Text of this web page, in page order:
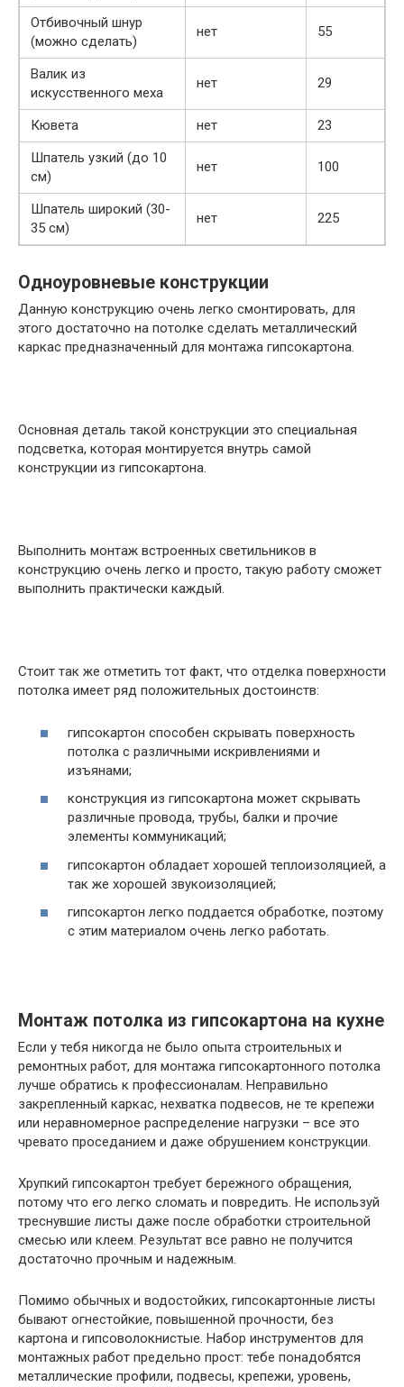
Отбивочный шнур
(можно сделать)
нет 55
Валик из
искусственного меха
нет 29
Кювета нет
23
Шпатель узкий (до 10
см)
нет 100
Шпатель широкий (30-
35 см)
нет 225
Одноуровневые конструкции
Данную конструкцию очень легко смонтировать, для
этого достаточно на потолке сделать металлический
каркас предназначенный для монтажа гипсокартона.
Основная деталь такой конструкции это специальная
подсветка, которая монтируется внутрь самой
конструкции из гипсокартона.
Выполнить монтаж встроенных светильников в
конструкцию очень легко и просто, такую работу сможет
выполнить практически каждый.
Стоит так же отметить тот факт, что отделка поверхности
потолка имеет ряд положительных достоинств:
гипсокартон способен скрывать поверхность
потолка с различными искривлениями и
изъянами;
конструкция из гипсокартона может скрывать
различные провода, трубы, балки и прочие
элементы коммуникаций;
гипсокартон обладает хорошей теплоизоляцией, а
так же хорошей звукоизоляцией;
гипсокартон легко поддается обработке, поэтому
с этим материалом очень легко работать.
Монтаж потолка из гипсокартона на кухне
Если у тебя никогда не было опыта строительных и
ремонтных работ, для монтажа гипсокартонного потолка
лучше обратись к профессионалам. Неправильно
закрепленный каркас, нехватка подвесов, не те крепежи
или неравномерное распределение нагрузки – все это
чревато проседанием и даже обрушением конструкции.
Хрупкий гипсокартон требует бережного обращения,
потому что его легко сломать и повредить. Не используй
треснувшие листы даже после обработки строительной
смесью или клеем. Результат все равно не получится
достаточно прочным и надежным.
Помимо обычных и водостойких, гипсокартонные листы
бывают огнестойкие, повышенной прочности, без
картона и гипсоволокнистые. Набор инструментов для
монтажных работ предельно прост: тебе понадобятся
металлические профили, подвесы, крепежи, уровень,